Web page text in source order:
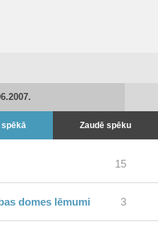
Zaudē spēku
15
domes lēmumi 3